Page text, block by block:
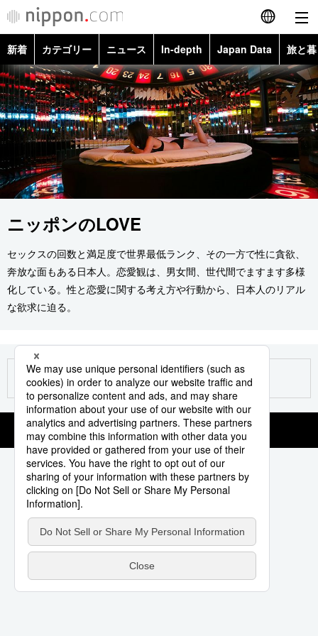
English
简体字
繁體字
Français
Español
Русский
カテゴリー
政治・外交
経済・ビジネス
国際
社会
科学・技術
暮らし
スポーツ・東京2020
ニュース
トップ
アーカイブ
In-depth
Japan Data
旅と暮らし
Books
Cinema
Topics
Images
People
東京
新着 カテゴリー ニュース In-depth Japan Data 旅と
政治・外交
経済・ビジネス
国際・海外
社会
文化
科学・技術
暮らし
Topics
Images
People
東京
ニッポンのLOVE
セックスの回数と満足度で世界最低ランク、その一方で性に貪欲、
奔放な面もある日本人。恋愛観は、男女間、世代間でますます多様
化している。性と恋愛に関する考え方や行動から、日本人のリアル
な欲求に迫る。